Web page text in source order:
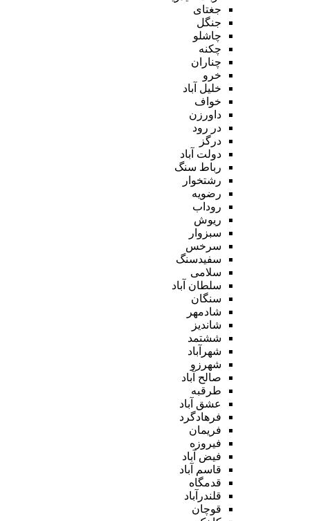
جغتای
جنگل
چاشلو
چکنه
چناران
خرو
خلیل آباد
خواف
داورزن
در رود
درگز
دولت آباد
رباط سنگ
رشتخوار
رضویه
روداب
ریوش
سبزوار
سرخس
سفیدسنگ
سلامی
سلطان آباد
سنگان
شادمهر
شاندیز
ششتمد
شهرآباد
شهرزو
صالح آباد
طرقبه
عشق آباد
فرهادگرد
فریمان
فیروزه
فیض آباد
قاسم آباد
قدمگاه
قلندرآباد
قوچان